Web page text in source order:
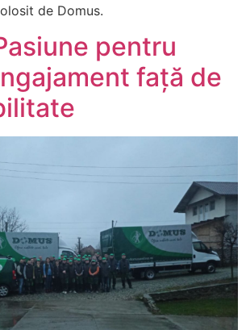
de Domus.
pentru
față de